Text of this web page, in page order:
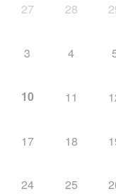
von
Teil
27 28
3 4
10 11
17 18
24 25